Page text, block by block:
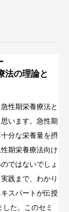
法の理論と
性期栄養療法と
います。急性期
分な栄養量を摂
期栄養療法向け
ではないでしょ
践まで、わかり
スパートが伝授
た。このセミ